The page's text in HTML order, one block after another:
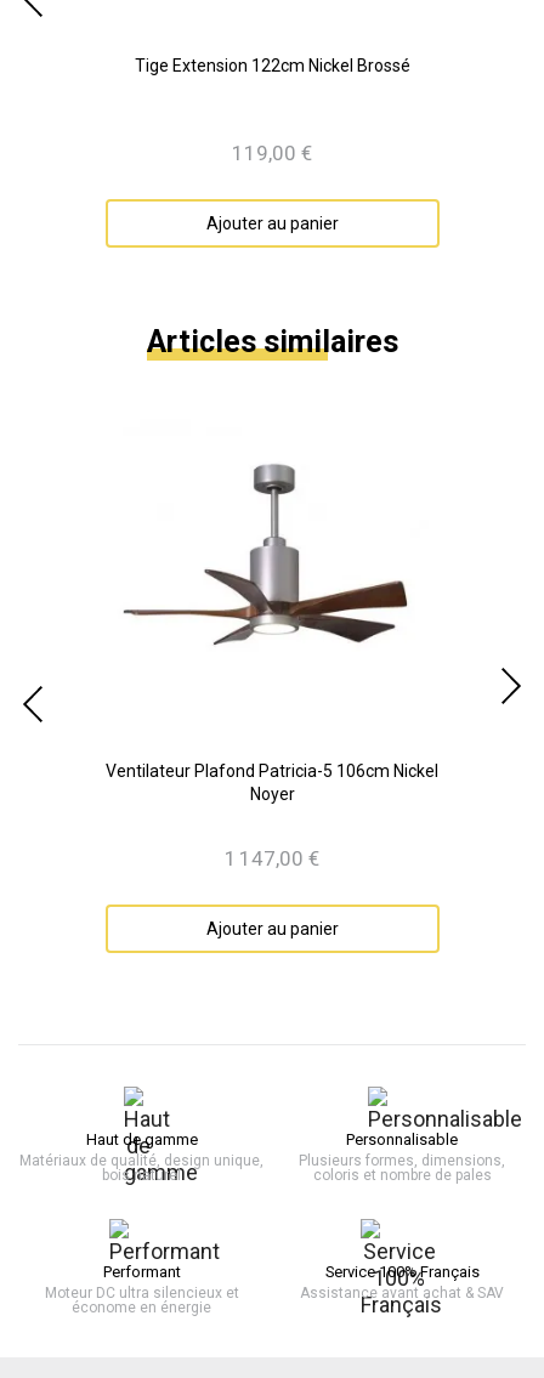
Tige Extension 122cm Nickel Brossé
Prix
119,00 €
Ajouter au panier
Articles similaires
Ventilateur Plafond Patricia-5 106cm Nickel
Noyer
Prix
1 147,00 €
Ajouter au panier
Haut de gamme
Matériaux de qualité, design unique,
bois naturel
Personnalisable
Plusieurs formes, dimensions,
coloris et nombre de pales
Performant
Moteur DC ultra silencieux et
économe en énergie
Service 100% Français
Assistance avant achat & SAV